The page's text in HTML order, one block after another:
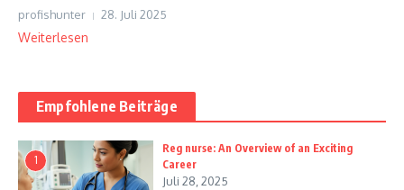
profishunter 28. Juli 2025
Weiterlesen
Empfohlene Beiträge
1
Reg nurse: An Overview of an Exciting
Career
Juli 28, 2025